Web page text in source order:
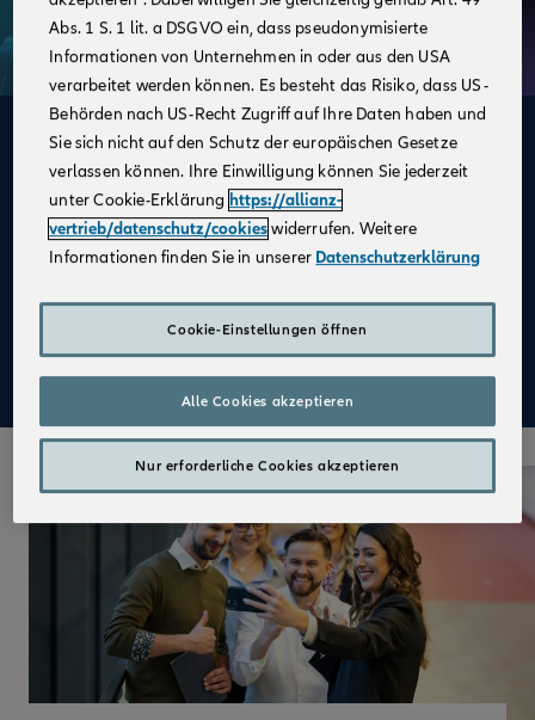
Deine Vorteile
im Vertrieb der Allianz
Attraktive Festbezüge in Voll- und Teilzeit
Einen erfolgreichen Start in Deinen neuen Job und
eine praxisnahe Ausbildung mit der Sicherheit von
vollen Bezügen
Abs. 1 S. 1 lit. a DSGVO ein, dass pseudonymisierte
Informationen von Unternehmen in oder aus den USA
verarbeitet werden können. Es besteht das Risiko, dass US-
Behörden nach US-Recht Zugriff auf Ihre Daten haben und
Sie sich nicht auf den Schutz der europäischen Gesetze
verlassen können. Ihre Einwilligung können Sie jederzeit
unter Cookie-Erklärung https://allianz-
vertrieb/datenschutz/cookieswiderrufen. Weitere
Informationen finden Sie in unserer Datenschutzerklärung
Cookie-Einstellungen öffnen
Nur erforderliche Cookies akzeptieren
Alle Cookies akzeptieren